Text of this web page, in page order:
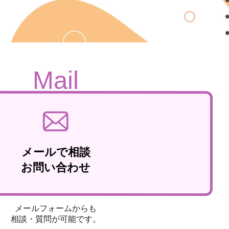
Mail
メールで相談
お問い合わせ
メールフォームからも
相談・質問が可能です。